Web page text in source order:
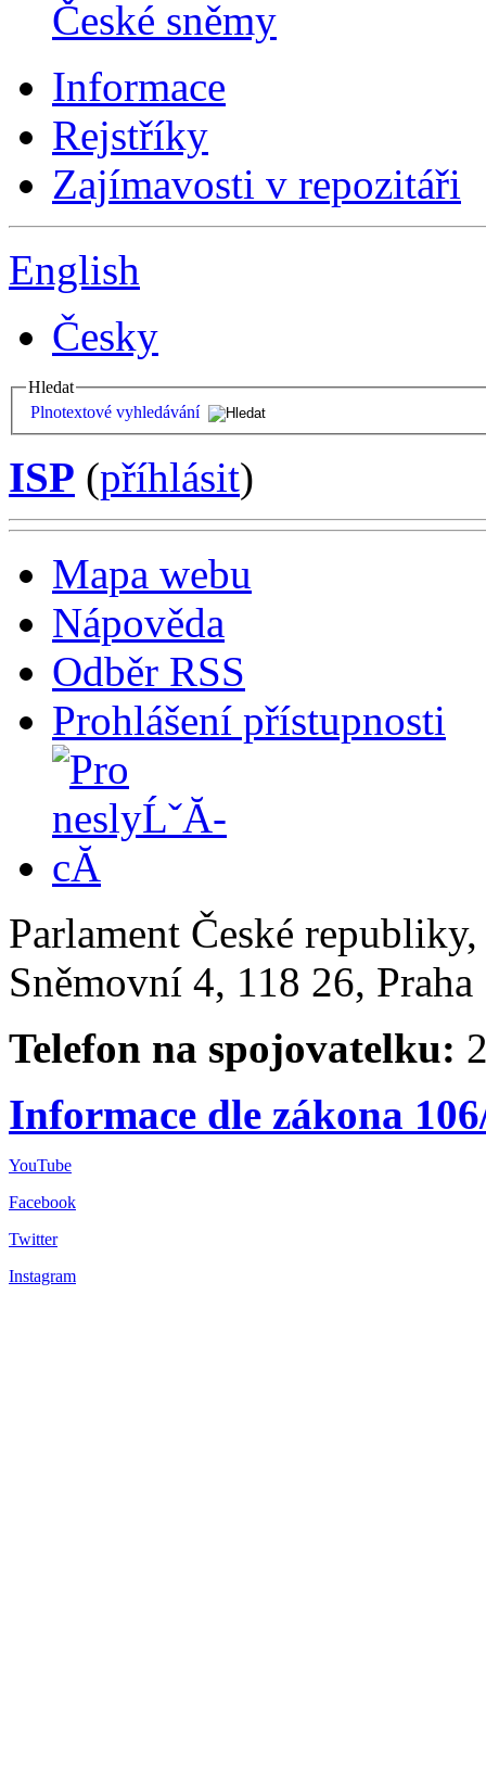
České sněmy
Informace
Rejstříky
Zajímavosti v repozitáři
English
Česky
Hledat
Plnotextové vyhledávání
ISP (příhlásit)
Mapa webu
Nápověda
Odběr RSS
Prohlášení přístupnosti
Parlament České
Sněmovní 4, 118 26,
Telefon na spojovatelku:
Informace dle zákona
YouTube
Facebook
Twitter
Instagram